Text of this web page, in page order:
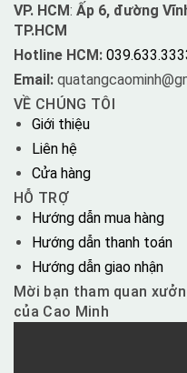
VP. HCM: Ấp 6, đường
TP.HCM
Hotline HCM:
Email:
VỀ CHÚNG TÔI
Giới thiệu
Liên hệ
Cửa hàng
HỖ TRỢ
Hướng dẫn mua hàng
Hướng dẫn thanh toán
Hướng dẫn giao nhận
Mời bạn tham quan
của Cao Minh